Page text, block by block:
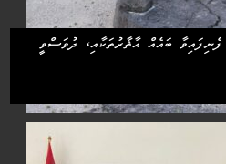
ބައެއް އާޘާރުތަކާއި، ދުވަސްވީ